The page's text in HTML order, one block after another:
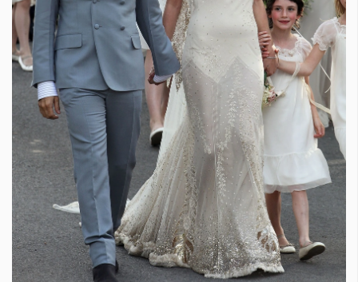
СЛЕДВАЙТЕ НИ
Facebook Instagram Twitter
Pinterest
YouTube
Spotify Soundcloud
Ако нашият сайт ви харесва, можете да се абонирате за
седмичния ни нюзлетър тук:
© 2026, HighViewArt | Всички права запазени